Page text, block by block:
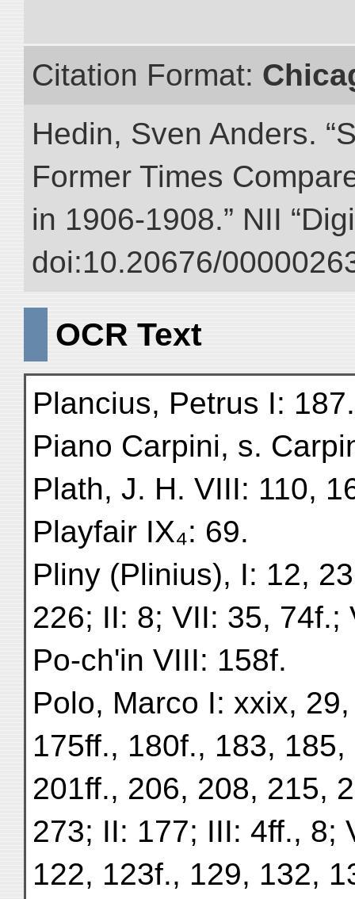
Citation Format:
Hedin, Sven Anders.
Former Times
in 1906-1908.” NII
doi:10.20676/
OCR Text
Plancius, Petrus I: 187.
Piano Carpini, s.
Plath, J. H. VIII: 110,
Playfair IX₄: 69.
Pliny (Plinius), I: 12,
226; II: 8; VII: 35, 74f.;
Po-ch'in VIII: 158f.
Polo, Marco I: xxix,
175ff., 180f., 183,
201ff., 206, 208, 215,
273; II: 177; III: 4ff., 8;
122, 123f., 129, 132,